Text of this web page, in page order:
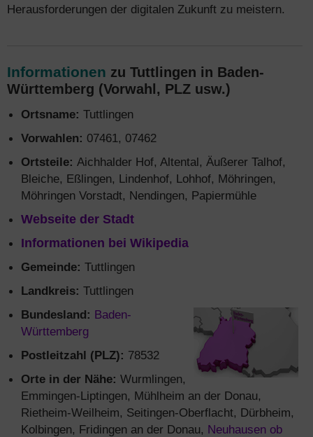
Herausforderungen der digitalen Zukunft zu meistern.
Informationen zu Tuttlingen in Baden-
Württemberg (Vorwahl, PLZ usw.)
Ortsname: Tuttlingen
Vorwahlen: 07461, 07462
Ortsteile: Aichhalder Hof, Altental, Äußerer Talhof,
Bleiche, Eßlingen, Lindenhof, Lohhof, Möhringen,
Möhringen Vorstadt, Nendingen, Papiermühle
Webseite der Stadt
Informationen bei Wikipedia
Gemeinde: Tuttlingen
Landkreis: Tuttlingen
Bundesland: Baden-
Württemberg
Postleitzahl (PLZ): 78532
Orte in der Nähe: Wurmlingen,
Emmingen-Liptingen, Mühlheim an der Donau,
Rietheim-Weilheim, Seitingen-Oberflacht, Dürbheim,
Kolbingen, Fridingen an der Donau, Neuhausen ob